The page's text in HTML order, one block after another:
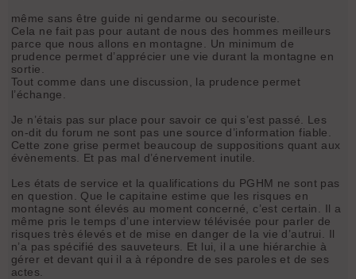
même sans être guide ni gendarme ou secouriste.
Cela ne fait pas pour autant de nous des hommes meilleurs
parce que nous allons en montagne. Un minimum de
prudence permet d’apprécier une vie durant la montagne en
sortie.
Tout comme dans une discussion, la prudence permet
l’échange.
Je n’étais pas sur place pour savoir ce qui s’est passé. Les
on-dit du forum ne sont pas une source d’information fiable.
Cette zone grise permet beaucoup de suppositions quant aux
évènements. Et pas mal d’énervement inutile.
Les états de service et la qualifications du PGHM ne sont pas
en question. Que le capitaine estime que les risques en
montagne sont élevés au moment concerné, c’est certain. Il a
même pris le temps d’une interview télévisée pour parler de
risques très élevés et de mise en danger de la vie d’autrui. Il
n’a pas spécifié des sauveteurs. Et lui, il a une hiérarchie à
gérer et devant qui il a à répondre de ses paroles et de ses
actes.